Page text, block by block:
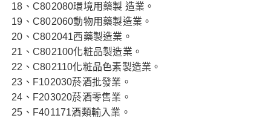
18、C802080環境用藥製 造業。
19、C802060動物用藥製造業。
20、C802041西藥製造業。
21、C802100化粧品製造業。
22、C802110化粧品色素製造業。
23、F102030菸酒批發業。
24、F203020菸酒零售業。
25、F401171酒類輸入業。